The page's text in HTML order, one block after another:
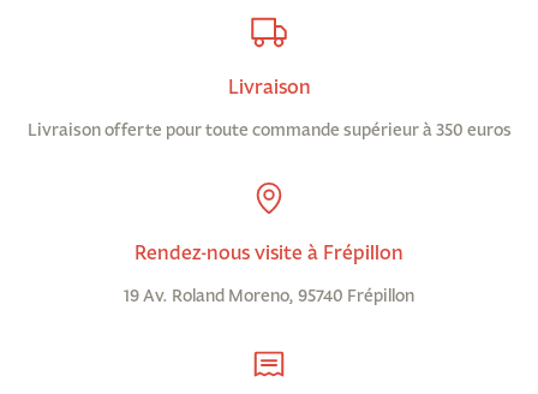
Livraison
Livraison offerte pour toute commande supérieur à 350 euros
Rendez-nous visite à Frépillon
19 Av. Roland Moreno, 95740 Frépillon